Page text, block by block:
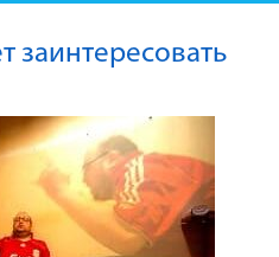
заинтересовать